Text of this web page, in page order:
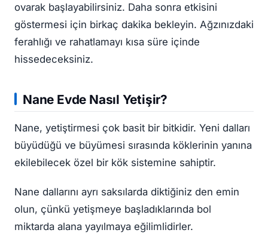
ovarak başlayabilirsiniz. Daha sonra etkisini
göstermesi için birkaç dakika bekleyin. Ağzınızdaki
ferahlığı ve rahatlamayı kısa süre içinde
hissedeceksiniz.
Nane Evde Nasıl Yetişir?
Nane, yetiştirmesi çok basit bir bitkidir. Yeni dalları
büyüdüğü ve büyümesi sırasında köklerinin yanına
ekilebilecek özel bir kök sistemine sahiptir.
Nane dallarını ayrı saksılarda diktiğiniz den emin
olun, çünkü yetişmeye başladıklarında bol
miktarda alana yayılmaya eğilimlidirler.